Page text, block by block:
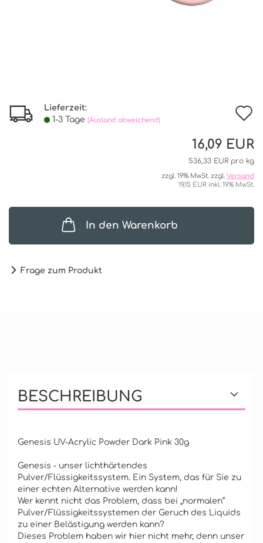
Lieferzeit:
1-3 Tage (Ausland abweichend)
16,09 EUR
536,33 EUR pro kg
zzgl. 19% MwSt. zzgl. Versand
19,15 EUR inkl. 19% MwSt.
In den Warenkorb
Frage zum Produkt
BESCHREIBUNG
Genesis UV-Acrylic Powder Dark Pink 30g
Genesis - unser lichthärtendes
Pulver/Flüssigkeitssystem. Ein System, das für Sie zu
einer echten Alternative werden kann!
Wer kennt nicht das Problem, dass bei „normalen“
Pulver/Flüssigkeitssystemen der Geruch des Liquids
zu einer Belästigung werden kann?
Dieses Problem haben wir hier nicht mehr, denn unser